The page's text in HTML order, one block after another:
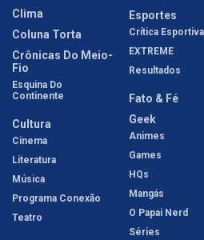
Clima
Coluna Torta
Crônicas Do Meio-
Fio
Esquina Do
Continente
Cultura
Cinema
Literatura
Música
Programa Conexão
Teatro
Esportes
Crítica Esportiva
EXTREME
Resultados
Fato & Fé
Geek
Animes
Games
HQs
Mangás
O Papai Nerd
Séries